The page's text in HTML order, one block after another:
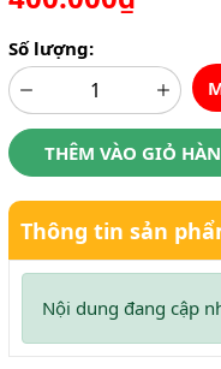
Số lượng:
THÊM VÀO GIỎ
Thông tin sản
Nội dung đang cập